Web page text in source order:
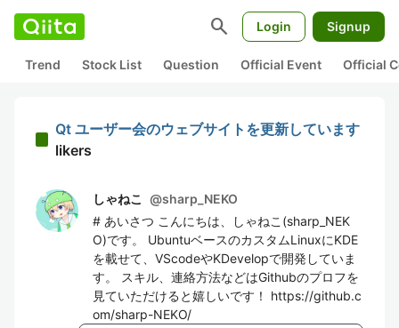
search Login Signup
Trend Stock List Question Official Event Official
Qt ユーザー会のウェブサイトを更新しています
likers
しゃねこ @sharp_NEKO
# あいさつ こんにちは、しゃねこ(sharp_NEK
O)です。 UbuntuベースのカスタムLinuxにKDE
を載せて、VScodeやKDevelopで開発していま
す。 スキル、連絡方法などはGithubのプロフを
見ていただけると嬉しいです！ https://github.c
om/sharp-NEKO/